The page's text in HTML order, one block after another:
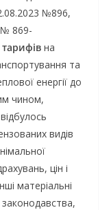
№896,
869-
на
та
енергії до
чином,
видів
цін і
матеріальні